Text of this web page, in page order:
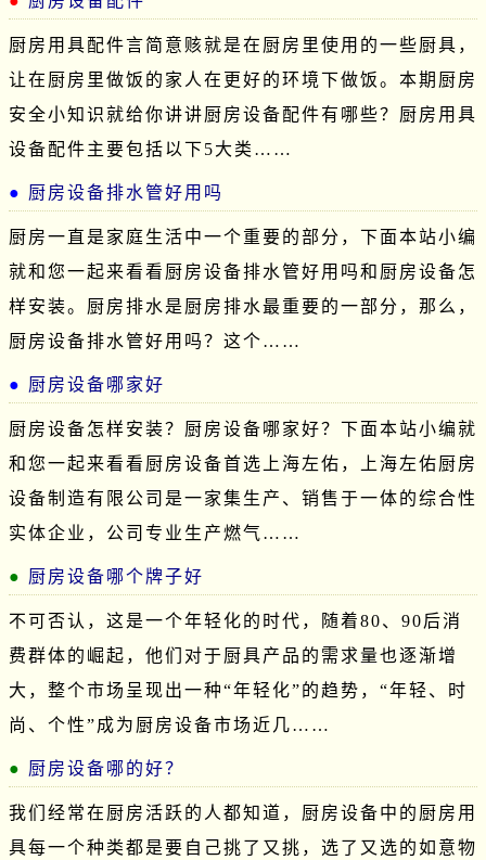
厨房用具配件言简意赅就是在厨房里使用的一些厨具，
让在厨房里做饭的家人在更好的环境下做饭。本期厨房
安全小知识就给你讲讲厨房设备配件有哪些？厨房用具
设备配件主要包括以下5大类……
厨房设备排水管好用吗
厨房一直是家庭生活中一个重要的部分，下面本站小编
就和您一起来看看厨房设备排水管好用吗和厨房设备怎
样安装。厨房排水是厨房排水最重要的一部分，那么，
厨房设备排水管好用吗？这个……
厨房设备哪家好
厨房设备怎样安装？厨房设备哪家好？下面本站小编就
和您一起来看看厨房设备首选上海左佑，上海左佑厨房
设备制造有限公司是一家集生产、销售于一体的综合性
实体企业，公司专业生产燃气……
厨房设备哪个牌子好
不可否认，这是一个年轻化的时代，随着80、90后消
费群体的崛起，他们对于厨具产品的需求量也逐渐增
大，整个市场呈现出一种“年轻化”的趋势，“年轻、时
尚、个性”成为厨房设备市场近几……
厨房设备哪的好？
我们经常在厨房活跃的人都知道，厨房设备中的厨房用
具每一个种类都是要自己挑了又挑，选了又选的如意物